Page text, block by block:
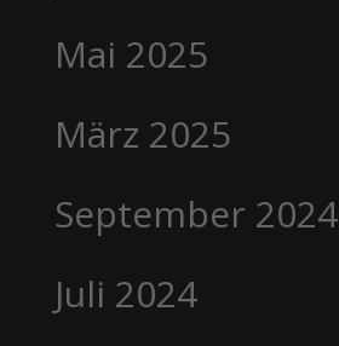
Mai 2025
März 2025
September 2024
Juli 2024